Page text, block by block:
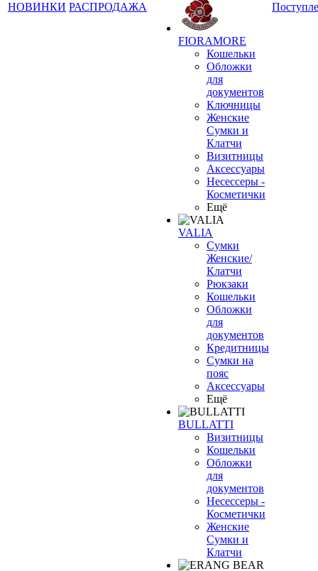
НОВИНКИ РАСПРОДАЖА
FIORAMORE
Кошельки
Обложки
для
документов
Ключницы
Женские
Сумки и
Клатчи
Визитницы
Аксессуары
Несессеры -
Косметички
Ещё
VALIA
Сумки
Женские/
Клатчи
Рюкзаки
Кошельки
Обложки
для
документов
Кредитницы
Сумки на
пояс
Аксессуары
Ещё
BULLATTI
Визитницы
Кошельки
Обложки
для
документов
Несессеры -
Косметички
Женские
Сумки и
Клатчи